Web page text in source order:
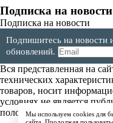
Подписка на новости
Подписка на новости
Подпишитесь на новости
обновлений.
Вся представленная на
технических
товаров, носит
условиях не является
положениями Статьи
Мы используем cookies для